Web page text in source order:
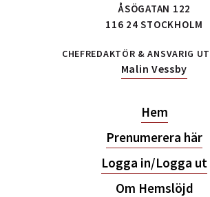
ÅSÖGATAN 122
116 24 STOCKHOLM
CHEFREDAKTÖR & ANSVARIG
Malin Vessby
Hem
Prenumerera här
Logga in/Logga ut
Om Hemslöjd